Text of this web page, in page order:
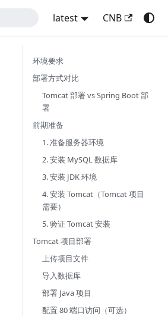
latest CNB
环境要求
部署方式对比
Tomcat 部署 vs Spring Boot 部
署
前期准备
1. 准备服务器环境
2. 安装 MySQL 数据库
3. 安装 JDK 环境
4. 安装 Tomcat（Tomcat 项目
需要）
5. 验证 Tomcat 安装
Tomcat 项目部署
上传项目文件
导入数据库
部署 Java 项目
配置 80 端口访问（可选）